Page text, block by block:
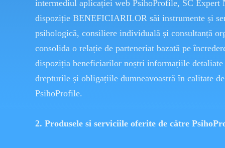
intermediul aplicației web PsihoProfile, SC Expert
dispoziție BENEFICIARILOR săi instrumente și
psihologică, consiliere individuală și consultanță
consolida o relație de parteneriat bazată pe
dispoziția beneficiarilor noștri informațiile
drepturile și obligațiile dumneavoastră în calitate
PsihoProfile.
2. Produsele si serviciile oferite de către